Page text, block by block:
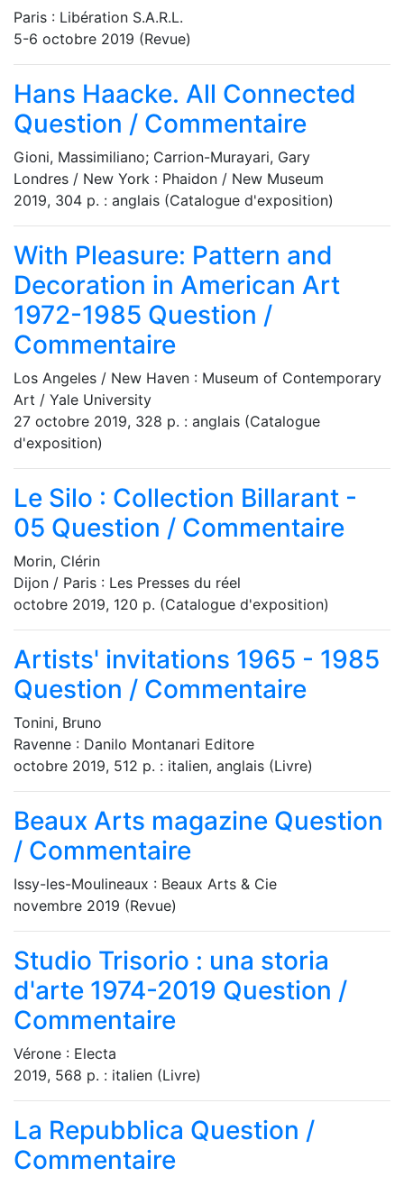
Paris : Libération S.A.R.L.
5-6 octobre 2019 (Revue)
Hans Haacke. All Connected
Question / Commentaire
Gioni, Massimiliano; Carrion-Murayari, Gary
Londres / New York : Phaidon / New Museum
2019, 304 p. : anglais (Catalogue d'exposition)
With Pleasure: Pattern and
Decoration in American Art
1972-1985 Question /
Commentaire
Los Angeles / New Haven : Museum of Contemporary
Art / Yale University
27 octobre 2019, 328 p. : anglais (Catalogue
d'exposition)
Le Silo : Collection Billarant -
05 Question / Commentaire
Morin, Clérin
Dijon / Paris : Les Presses du réel
octobre 2019, 120 p. (Catalogue d'exposition)
Artists' invitations 1965 - 1985
Question / Commentaire
Tonini, Bruno
Ravenne : Danilo Montanari Editore
octobre 2019, 512 p. : italien, anglais (Livre)
Beaux Arts magazine Question
/ Commentaire
Issy-les-Moulineaux : Beaux Arts & Cie
novembre 2019 (Revue)
Studio Trisorio : una storia
d'arte 1974-2019 Question /
Commentaire
Vérone : Electa
2019, 568 p. : italien (Livre)
La Repubblica Question /
Commentaire